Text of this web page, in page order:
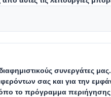
μας
προσέγγισή μας
αξίες της DS Smith.
των καθημερινών
ικανότητάς μας να